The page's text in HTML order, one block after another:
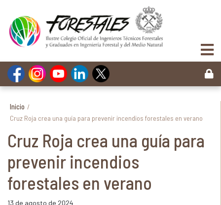
Inicio /
Cruz Roja crea una guía para prevenir incendios forestales en verano
Cruz Roja crea una guía para
prevenir incendios
forestales en verano
13 de agosto de 2024